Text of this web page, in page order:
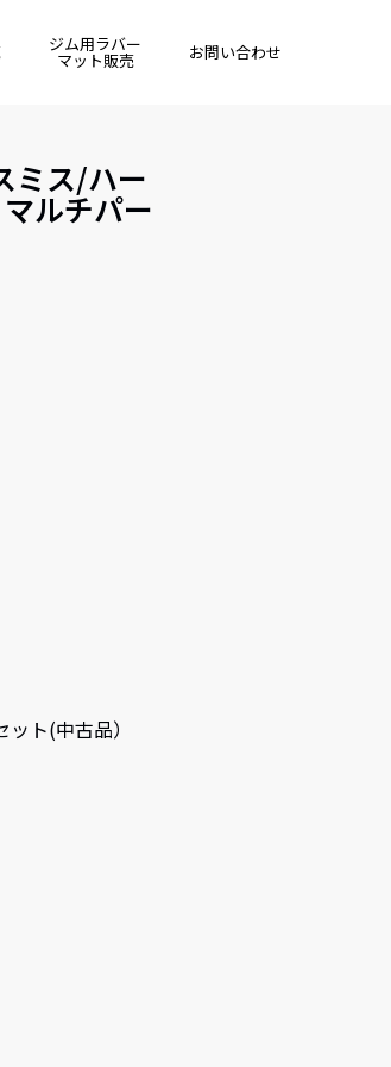
ジム用ラバー
マット販売 お問い合わせ
ミス/ハー
ルチパー
ト(中古品）